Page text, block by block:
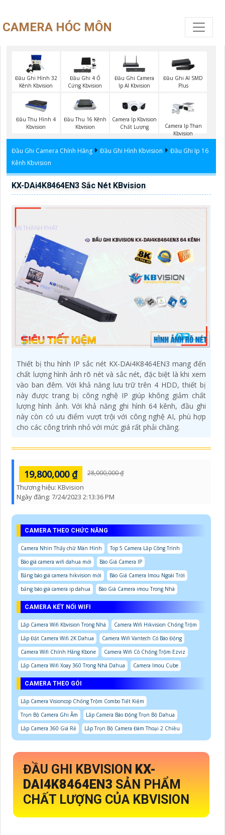
CAMERA HÓC MÔN
Đầu Ghi Hình 32
Kênh Kbvision
Đầu Ghi 4 Ổ
Cứng Kbvision
Đầu Ghi Camera
Ip AI Kbvision
Đầu Ghi AI SMD
Plus
Đầu Thu Hình 4
Kbvision
Đầu Thu 16 Kênh
Kbvision
Camera Ip Kbvision
Chất Lượng
Camera Ip Than
Kbvision
Đầu Ghi Camera Chính Hãng Đầu Ghi Hình Kbvision
Đầu Ghi Ip 16
Kênh Kbvision
KX-DAi4K8464EN3 Sắc Nét KBvision
Thiết bị thu hình IP sắc nét KX-DAi4K8464EN3 mang đến
chất lượng hình ảnh rõ nét và sắc nét, đặc biệt là khi xem
vào ban đêm. Với khả năng lưu trữ trên 4 HDD, thiết bị
này được trang bị công nghệ IP giúp không giảm chất
lượng hình ảnh. Với khả năng ghi hình 64 kênh, đầu ghi
này còn có ưu điểm vượt trội với công nghệ AI, phù hợp
cho các công trình nhỏ với mức giá rất phải chăng.
19,800,000 ₫ 28,000,000 ₫
Thương hiệu: KBvision
Ngày đăng: 7/24/2023 2:13:36 PM
CAMERA THEO CHỨC NĂNG
Camera Nhìn Thấy chữ Màn Hình
Top 5 Camera Lắp Công Trình
Báo giá camera wifi dahua mới
Báo Giá Camera IP
Bảng báo giá camera hikvision mới
Báo Giá Camera Imou Ngoài Trời
bảng báo giá camera ip dahua
Báo Giá Camera imou Trong Nhà
CAMERA KẾT NỐI WIFI
Lắp Camera Wifi Kbvision Trong Nhà
Camera Wifi Hikvision Chống Trộm
Lắp Đặt Camera Wifi 2K Dahua
Camera Wifi Vantech Có Báo Động
Camera Wifi Chính Hãng Kbone
Camera Wifi Có Chống Trộm Ezviz
Lắp Camera Wifi Xoay 360 Trong Nhà Dahua
Camera Imou Cube
CAMERA THEO GÓI
Lắp Camera Visioncop Chống Trộm Combo Tiết Kiệm
Trọn Bộ Camera Ghi Âm
Lắp Camera Báo Động Trọn Bộ Dahua
Lắp Camera 360 Giá Rẻ
Lắp Trọn Bộ Camera Đàm Thoại 2 Chiều
ĐẦU GHI KBVISION KX-
DAI4K8464EN3 SẢN PHẨM
CHẤT LƯỢNG CỦA KBVISION